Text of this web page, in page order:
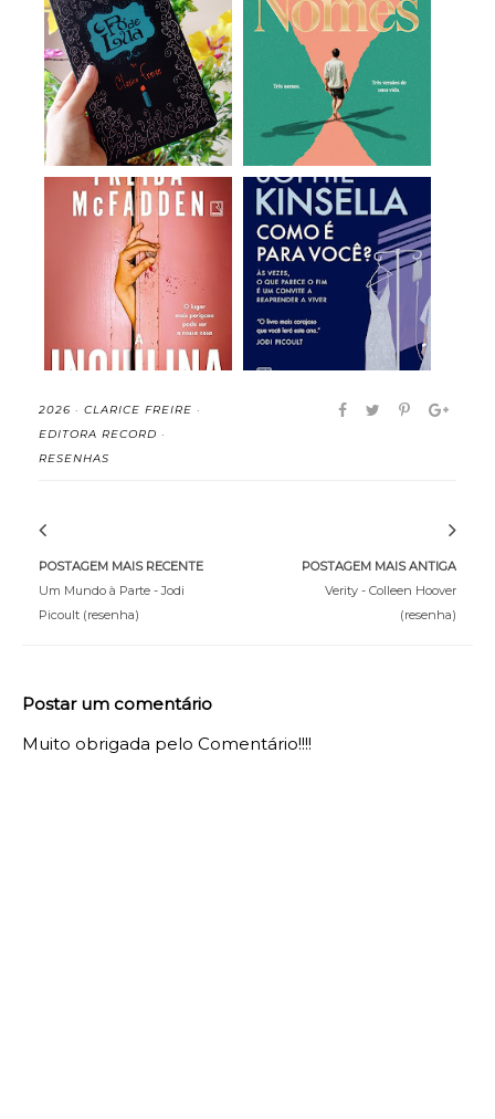
Pó de Lua - Clarice
Freire (resenha...
Os Nomes - Florence
Knapp (resenha)
A Inquilina - Freida
McFadden (rese...
Como é para Você? -
Sophie Kinsella...
2026 · CLARICE FREIRE ·
EDITORA RECORD ·
RESENHAS
POSTAGEM MAIS RECENTE
Um Mundo à Parte - Jodi
Picoult (resenha)
POSTAGEM MAIS ANTIGA
Verity - Colleen Hoover
(resenha)
Postar um comentário
Muito obrigada pelo Comentário!!!!